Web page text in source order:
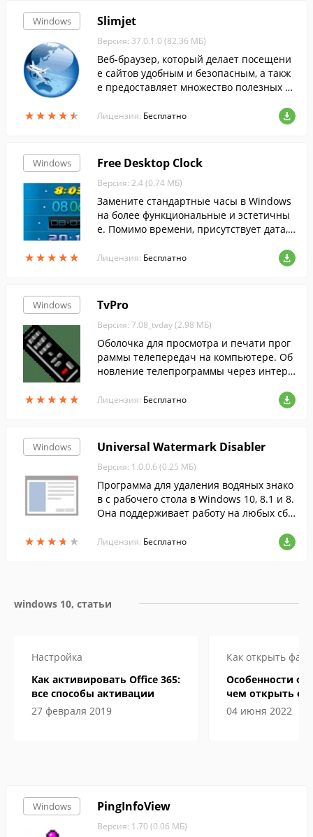
Windows
★★★★★
★★★★★
Slimjet
Версия: 37.0.1.0 (82.36 МБ)
Веб-браузер, который делает посещени
е сайтов удобным и безопасным, а такж
е предоставляет множество полезных ф
Лицензия: Бесплатно
Windows
★★★★★
★★★★★
Free Desktop Clock
Версия: 2.4 (0.74 МБ)
Замените стандартные часы в Windows
на более функциональные и эстетичны
е. Помимо времени, присутствует дата,
другое. И все это с более чем 70 скинам
Лицензия: Бесплатно
Windows
★★★★★
★★★★★
TvPro
Версия: 7.08_tvday (2.98 МБ)
Оболочка для просмотра и печати прог
раммы телепередач на компьютере. Об
новление телепрограммы через интерн
Лицензия: Бесплатно
Windows
★★★★ ★
★★★★ ★
Universal Watermark Disabler
Версия: 1.0.0.6 (0.25 МБ)
Программа для удаления водяных знако
в с рабочего стола в Windows 10, 8.1 и 8.
Она поддерживает работу на любых сбо
Лицензия: Бесплатно
windows 10, статьи
Настройка
Как активировать Office 365:
все способы активации
27 февраля 2019
Как открыть файл
Особенности
чем открыть
электронной
04 июня 2022
Windows PingInfoView
Версия: 1.70 (0.06 МБ)